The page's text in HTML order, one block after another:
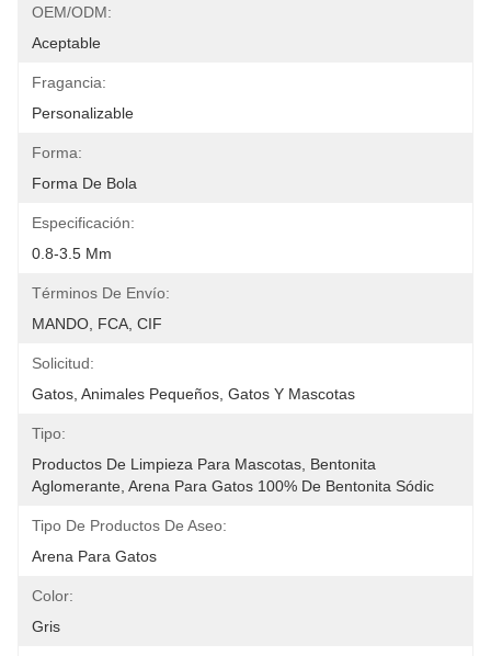
OEM/ODM:
Aceptable
Fragancia:
Personalizable
Forma:
Forma De Bola
Especificación:
0.8-3.5 Mm
Términos De Envío:
MANDO, FCA, CIF
Solicitud:
Gatos, Animales Pequeños, Gatos Y Mascotas
Tipo:
Productos De Limpieza Para Mascotas, Bentonita
Aglomerante, Arena Para Gatos 100% De Bentonita Sódic
Tipo De Productos De Aseo:
Arena Para Gatos
Color:
Gris